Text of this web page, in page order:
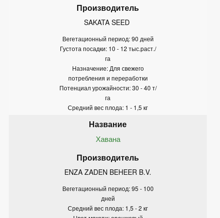
SAKATA SEED
Вегетационный период: 90 дней
Густота посадки: 10 - 12 тыс.раст./
га
Назначение: Для свежего
потребления и переработки
Потенциал урожайности: 30 - 40 т/
га
Средний вес плода: 1 - 1,5 кг
Хавана
ENZA ZADEN BEHEER B.V.
Вегетационный период: 95 - 100
дней
Средний вес плода: 1,5 - 2 кг